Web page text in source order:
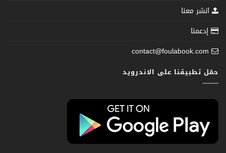
انشر معنا
إدعمنا
contact@foulabook.com
حمّل تطبيقنا على الاندرويد